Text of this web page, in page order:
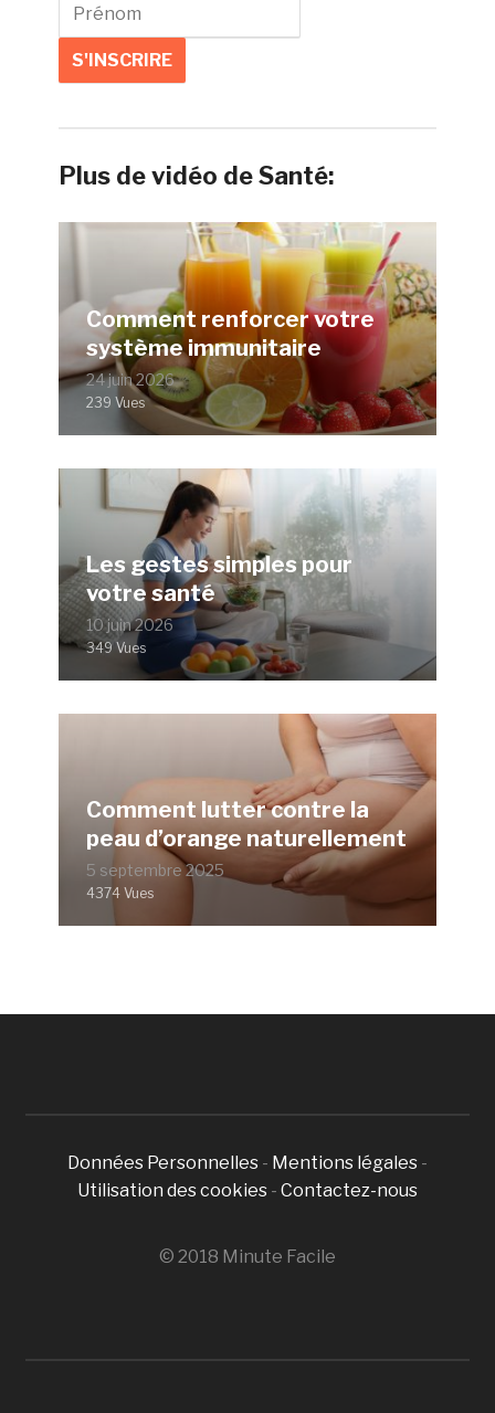
Plus de vidéo de Santé:
Comment renforcer votre
système immunitaire
24 juin 2026
239 Vues
Les gestes simples pour
votre santé
10 juin 2026
349 Vues
Comment lutter contre la
peau d’orange naturellement
5 septembre 2025
4374 Vues
Données Personnelles - Mentions légales -
Utilisation des cookies - Contactez-nous
© 2018 Minute Facile